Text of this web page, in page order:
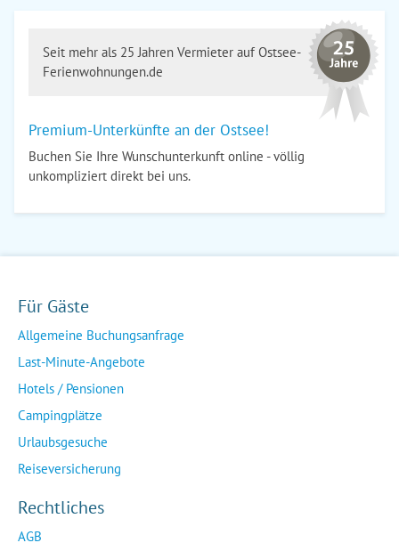
Seit mehr als 25 Jahren Vermieter auf Ostsee-
Ferienwohnungen.de
Premium-Unterkünfte an der Ostsee!
Buchen Sie Ihre Wunschunterkunft online - völlig
unkompliziert direkt bei uns.
Für Gäste
Allgemeine Buchungsanfrage
Last-Minute-Angebote
Hotels / Pensionen
Campingplätze
Urlaubsgesuche
Reiseversicherung
Rechtliches
AGB